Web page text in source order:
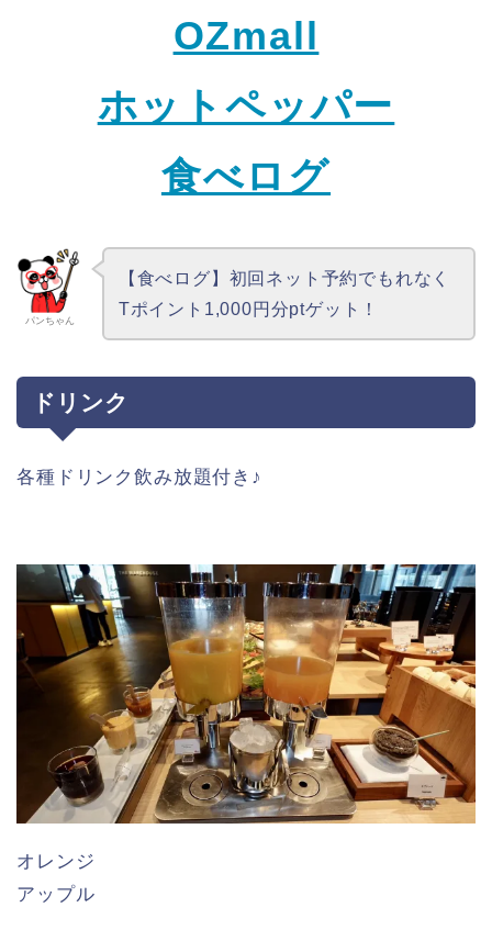
OZmall
ホットペッパー
食べログ
パンちゃん
【食べログ】初回ネット予約でもれなく
Tポイント1,000円分ptゲット！
ドリンク
各種ドリンク飲み放題付き♪
オレンジ
アップル